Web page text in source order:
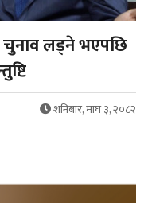
चुनाव लड्ने भएपछि
शनिबार, माघ ३, २०८२